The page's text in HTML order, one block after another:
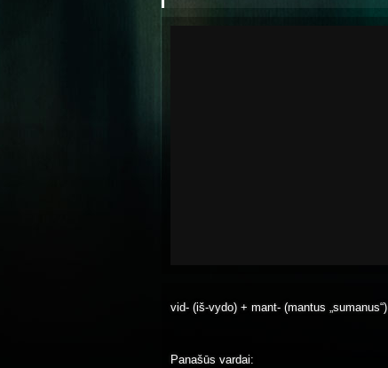
vid- (iš-vydo) + mant- (mantus „sumanus“)
Panašūs vardai: